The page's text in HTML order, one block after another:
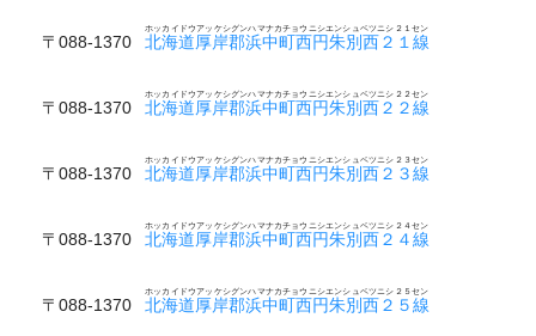
〒088-1370 北海道厚岸郡浜中町西円朱別西２１線
ホッカイドウアッケシグンハマナカチョウニシエンシュベツニシ２１セン
〒088-1370 北海道厚岸郡浜中町西円朱別西２２線
ホッカイドウアッケシグンハマナカチョウニシエンシュベツニシ２２セン
〒088-1370 北海道厚岸郡浜中町西円朱別西２３線
ホッカイドウアッケシグンハマナカチョウニシエンシュベツニシ２３セン
〒088-1370 北海道厚岸郡浜中町西円朱別西２４線
ホッカイドウアッケシグンハマナカチョウニシエンシュベツニシ２４セン
〒088-1370 北海道厚岸郡浜中町西円朱別西２５線
ホッカイドウアッケシグンハマナカチョウニシエンシュベツニシ２５セン